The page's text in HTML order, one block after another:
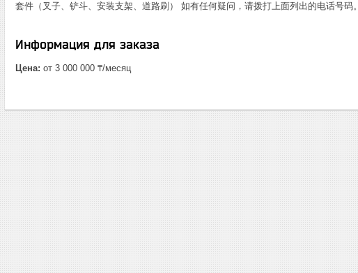
套件（叉子、铲斗、安装支架、道路刷） 如有任何疑问，请拨打上面列出的电话号码。
Информация для заказа
Цена: от 3 000 000 ₸/месяц